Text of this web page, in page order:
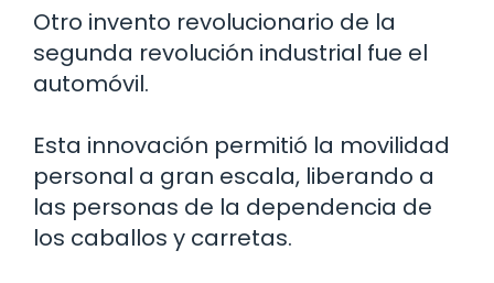
Otro invento revolucionario de la
segunda revolución industrial fue el
automóvil.
Esta innovación permitió la movilidad
personal a gran escala, liberando a
las personas de la dependencia de
los caballos y carretas.